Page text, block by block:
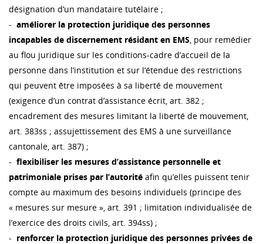
désignation d’un mandataire tutélaire ;
- améliorer la protection juridique des personnes
incapables de discernement résidant en EMS, pour remédier
au flou juridique sur les conditions-cadre d’accueil de la
personne dans l’institution et sur l’étendue des restrictions
qui peuvent être imposées à sa liberté de mouvement
(exigence d’un contrat d’assistance écrit, art. 382 ;
encadrement des mesures limitant la liberté de mouvement,
art. 383ss ; assujettissement des EMS à une surveillance
cantonale, art. 387) ;
- flexibiliser les mesures d’assistance personnelle et
patrimoniale prises par l’autorité afin qu’elles puissent tenir
compte au maximum des besoins individuels (principe des
« mesures sur mesure », art. 391 ; limitation individualisée de
l’exercice des droits civils, art. 394ss) ;
- renforcer la protection juridique des personnes privées de